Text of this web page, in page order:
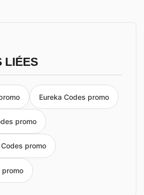
LIÉES
Eureka Codes promo
promo
promo
promo